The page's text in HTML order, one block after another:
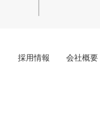
採用情報 会社概要